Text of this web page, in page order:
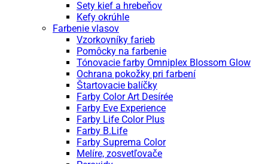
Sety kief a hrebeňov
Kefy okrúhle
Farbenie vlasov
Vzorkovníky farieb
Pomôcky na farbenie
Tónovacie farby Omniplex Blossom Glow
Ochrana pokožky pri farbení
Štartovacie balíčky
Farby Color Art Desírée
Farby Eve Experience
Farby Life Color Plus
Farby B.Life
Farby Suprema Color
Melíre, zosvetľovače